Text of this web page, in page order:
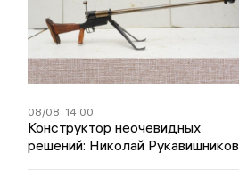
08/08 14:00
Конструктор неочевидных
решений: Николай Рукавишников